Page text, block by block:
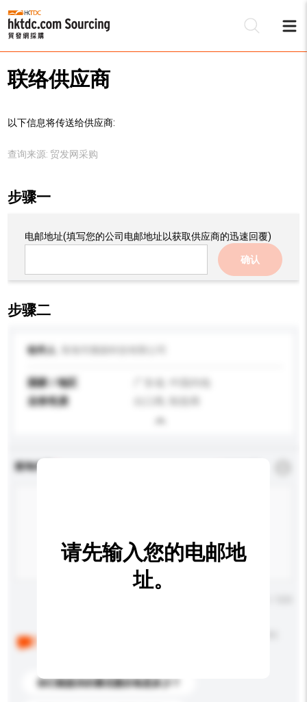
联络供应商
以下信息将传送给供应商:
查询来源: 贸发网采购
步骤一
电邮地址(填写您的公司电邮地址以获取供应商的迅速回覆)
确认
步骤二
收件人
国家 / 地区
业务性质
查询内容
你们能提供的最优惠价格是多少？
请先输入您的电邮地
址。